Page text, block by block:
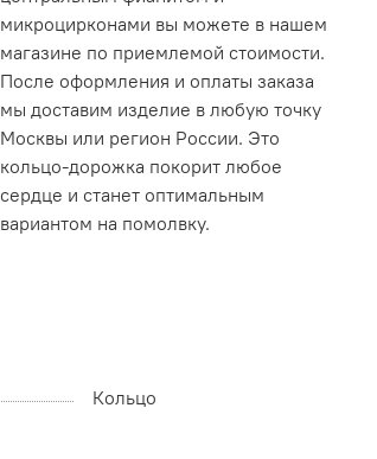
микроцирконами вы можете в нашем
магазине по приемлемой стоимости.
После оформления и оплаты заказа
мы доставим изделие в любую точку
Москвы или регион России. Это
кольцо-дорожка покорит любое
сердце и станет оптимальным
вариантом на помолвку.
Кольцо